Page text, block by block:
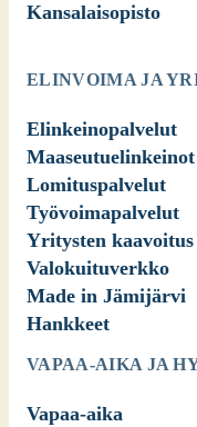
Kansalaisopisto
ELINVOIMA JA
Elinkeinopalvelut
Maaseutuelinkeinot
Lomituspalvelut
Työvoimapalvelut
Yritysten
Valokuituverkko
Made in Jämijärvi
Hankkeet
VAPAA-AIKA JA
Vapaa-aika